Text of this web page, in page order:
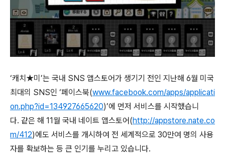
‘캐치★미 ’는 국내 SNS 앱스토어가 생기기 전인 지난해 6월 미국
최대의 SNS인 ‘페이스북(www.facebook.com/apps/applicati
on.php?id=134927665620)’에 먼저 서비스를 시작했습니
다. 같은 해 11월 국내 네이트 앱스토어(http://appstore.nate.co
m/412)에도 서비스를 개시하여 전 세계적으로 30만여 명의 사용
자를 확보하는 등 큰 인기를 누리고 있습니다.